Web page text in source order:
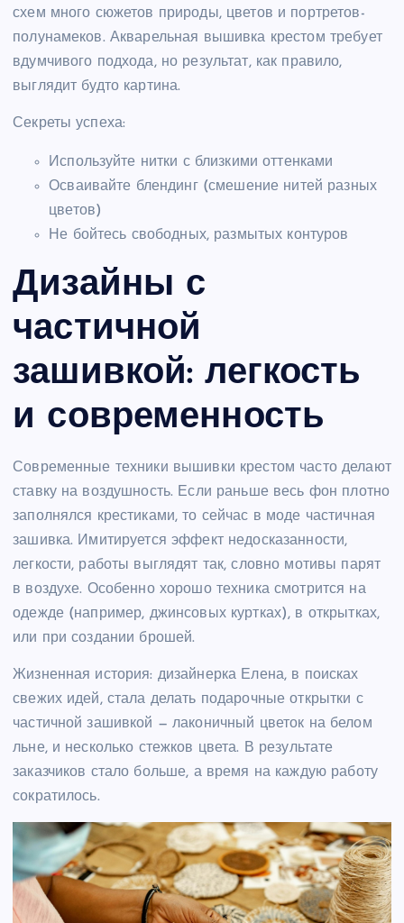
схем много сюжетов природы, цветов и портретов-
полунамеков. Акварельная вышивка крестом требует
вдумчивого подхода, но результат, как правило,
выглядит будто картина.
Секреты успеха:
Используйте нитки с близкими оттенками
Осваивайте блендинг (смешение нитей разных
цветов)
Не бойтесь свободных, размытых контуров
Дизайны с
частичной
зашивкой: легкость
и современность
Современные техники вышивки крестом часто делают
ставку на воздушность. Если раньше весь фон плотно
заполнялся крестиками, то сейчас в моде частичная
зашивка. Имитируется эффект недосказанности,
легкости, работы выглядят так, словно мотивы парят
в воздухе. Особенно хорошо техника смотрится на
одежде (например, джинсовых куртках), в открытках,
или при создании брошей.
Жизненная история: дизайнерка Елена, в поисках
свежих идей, стала делать подарочные открытки с
частичной зашивкой — лаконичный цветок на белом
льне, и несколько стежков цвета. В результате
заказчиков стало больше, а время на каждую работу
сократилось.